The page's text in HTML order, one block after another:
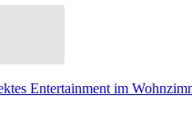
Entertainment im